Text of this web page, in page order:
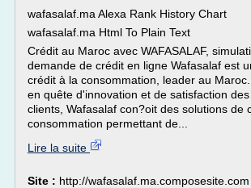
wafasalaf.ma Alexa Rank History Chart
wafasalaf.ma Html To Plain Text
Crédit au Maroc avec WAFASALAF,
demande de crédit en ligne Wafasalaf est
crédit à la consommation, leader au
en quête d'innovation et de satisfaction
clients, Wafasalaf con?oit des solutions de
consommation permettant de...
Lire la suite
Site : http://wafasalaf.ma.composesite.com